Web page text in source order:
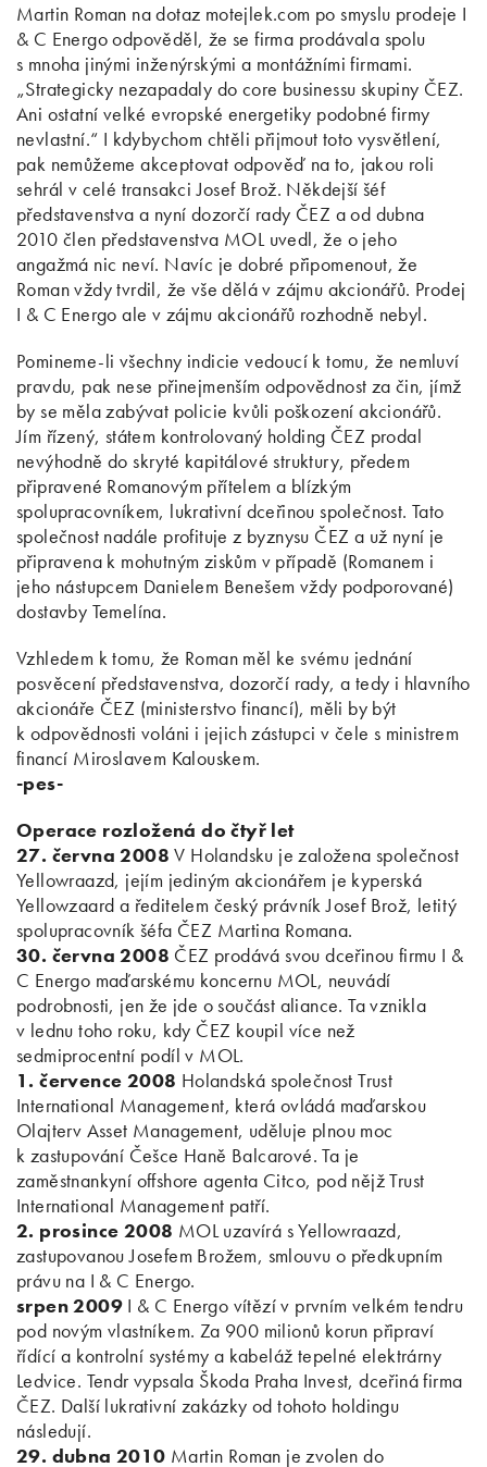
Martin Roman na dotaz motejlek.com po smyslu prodeje I
& C Energo odpověděl, že se firma prodávala spolu
s mnoha jinými inženýrskými a montážními firmami.
„Strategicky nezapadaly do core businessu skupiny ČEZ.
Ani ostatní velké evropské energetiky podobné firmy
nevlastní.“ I kdybychom chtěli přijmout toto vysvětlení,
pak nemůžeme akceptovat odpověď na to, jakou roli
sehrál v celé transakci Josef Brož. Někdejší šéf
představenstva a nyní dozorčí rady ČEZ a od dubna
2010 člen představenstva MOL uvedl, že o jeho
angažmá nic neví. Navíc je dobré připomenout, že
Roman vždy tvrdil, že vše dělá v zájmu akcionářů. Prodej
I & C Energo ale v zájmu akcionářů rozhodně nebyl.
Pomineme-li všechny indicie vedoucí k tomu, že nemluví
pravdu, pak nese přinejmenším odpovědnost za čin, jímž
by se měla zabývat policie kvůli poškození akcionářů.
Jím řízený, státem kontrolovaný holding ČEZ prodal
nevýhodně do skryté kapitálové struktury, předem
připravené Romanovým přítelem a blízkým
spolupracovníkem, lukrativní dceřinou společnost. Tato
společnost nadále profituje z byznysu ČEZ a už nyní je
připravena k mohutným ziskům v případě (Romanem i
jeho nástupcem Danielem Benešem vždy podporované)
dostavby Temelína.
Vzhledem k tomu, že Roman měl ke svému jednání
posvěcení představenstva, dozorčí rady, a tedy i hlavního
akcionáře ČEZ (ministerstvo financí), měli by být
k odpovědnosti voláni i jejich zástupci v čele s ministrem
financí Miroslavem Kalouskem.
-pes-
Operace rozložená do čtyř let
27. června 2008V Holandsku je založena společnost
Yellowraazd, jejím jediným akcionářem je kyperská
Yellowzaard a ředitelem český právník Josef Brož, letitý
spolupracovník šéfa ČEZ Martina Romana.
30. června 2008 ČEZ prodává svou dceřinou firmu I &
C Energo maďarskému koncernu MOL, neuvádí
podrobnosti, jen že jde o součást aliance. Ta vznikla
v lednu toho roku, kdy ČEZ koupil více než
sedmiprocentní podíl v MOL.
1. července 2008 Holandská společnost Trust
International Management, která ovládá maďarskou
Olajterv Asset Management, uděluje plnou moc
k zastupování Češce Haně Balcarové. Ta je
zaměstnankyní offshore agenta Citco, pod nějž Trust
International Management patří.
2. prosince 2008 MOL uzavírá s Yellowraazd,
zastupovanou Josefem Brožem, smlouvu o předkupním
právu na I & C Energo.
srpen 2009 I & C Energo vítězí v prvním velkém tendru
pod novým vlastníkem. Za 900 milionů korun připraví
řídící a kontrolní systémy a kabeláž tepelné elektrárny
Ledvice. Tendr vypsala Škoda Praha Invest, dceřiná firma
ČEZ. Další lukrativní zakázky od tohoto holdingu
následují.
29. dubna 2010 Martin Roman je zvolen do